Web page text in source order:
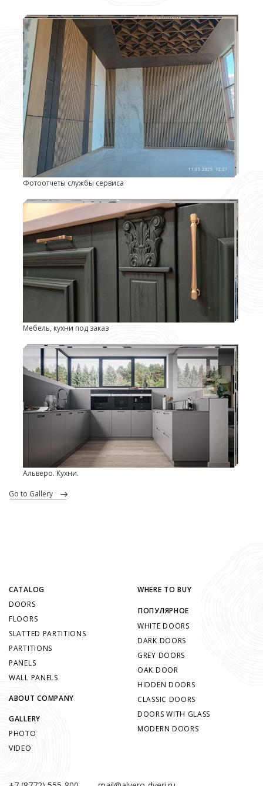
Фотоотчеты службы сервиса
Мебель, кухни под заказ
Альверо. Кухни.
go to Gallery
CATALOG
DOORS
FLOORS
SLATTED PARTITIONS
PARTITIONS
PANELS
WALL PANELS
ABOUT COMPANY
GALLERY
PHOTO
VIDEO
WHERE TO BUY
ПОПУЛЯРНОЕ
WHITE DOORS
DARK DOORS
GREY DOORS
OAK DOOR
HIDDEN DOORS
CLASSIC DOORS
DOORS WITH GLASS
MODERN DOORS